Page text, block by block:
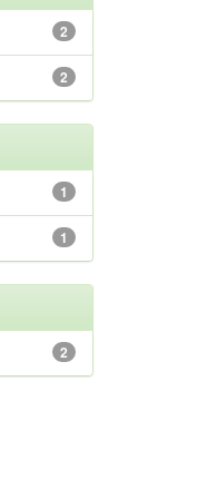
2
2
1
1
2